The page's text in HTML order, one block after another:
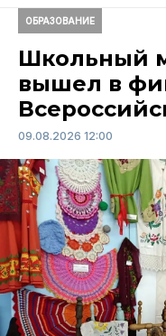
ОБРАЗОВАНИЕ
Школьный
вышел в
09.08.2026 12:00